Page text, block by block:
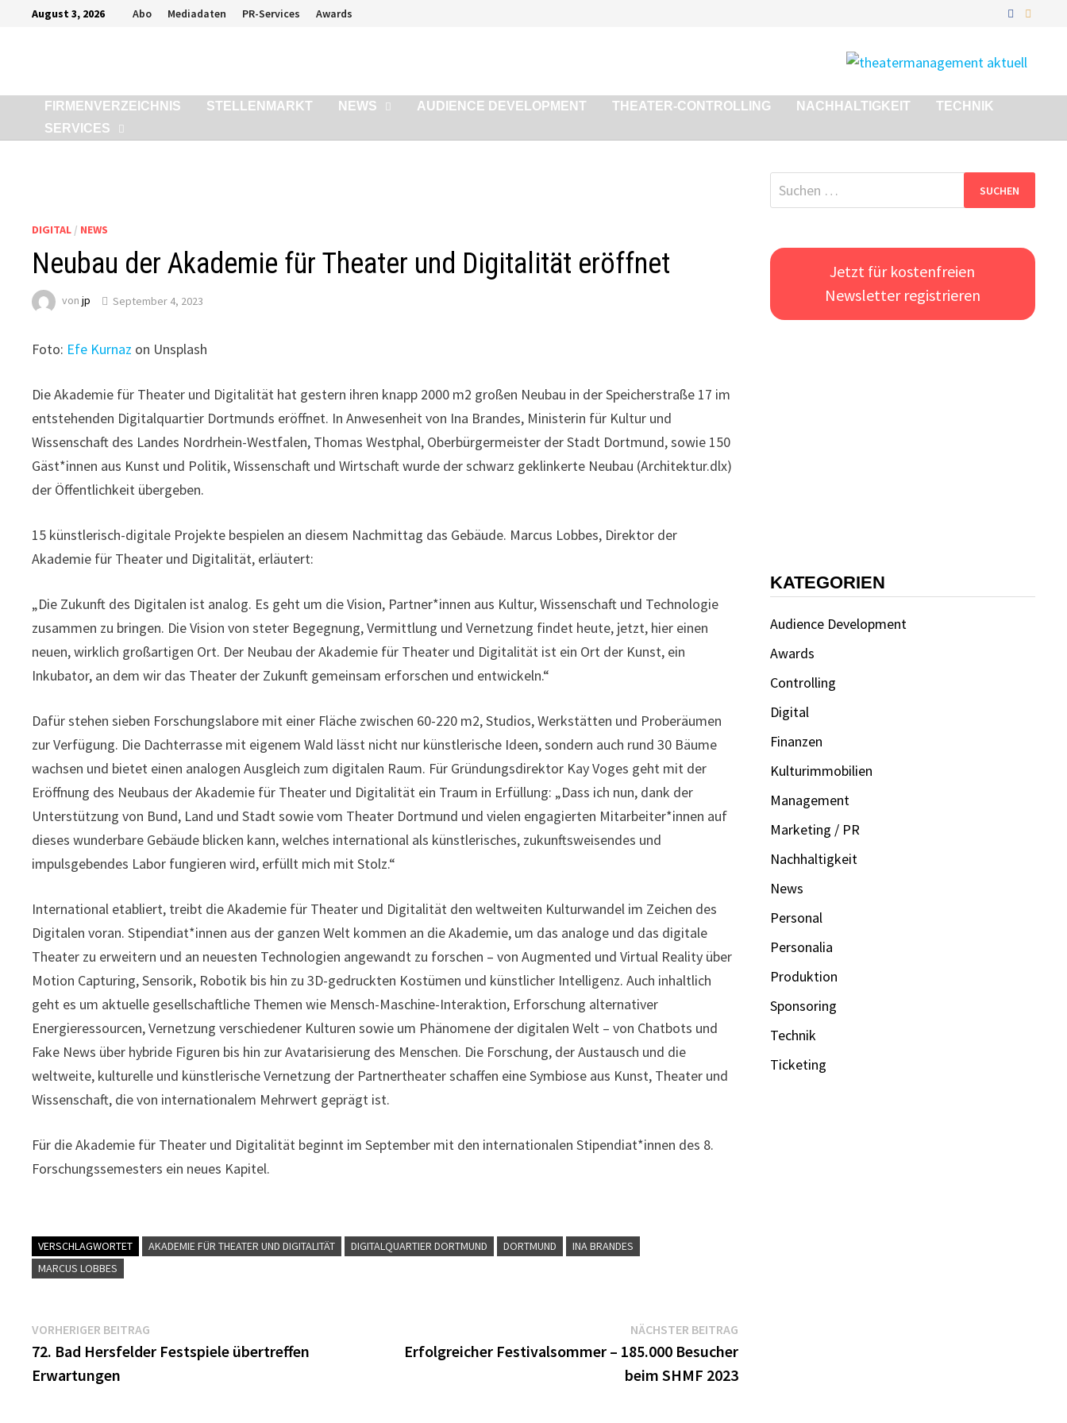
ZurückAugust 3, 2026 Abo Mediadaten PR-Services Awards
FIRMENVERZEICHNIS STELLENMARKT NEWS AUDIENCE DEVELOPMENT THEATER-CONTROLLING NACHHALTIGKEIT
TECHNIK
SERVICES
DIGITAL / NEWS
Neubau der Akademie für Theater und Digitalität eröffnet
vonjp September 4, 2023
Foto: Efe Kurnaz on Unsplash
Die Akademie für Theater und Digitalität hat gestern ihren knapp 2000 m2 großen Neubau in der Speicherstraße 17 im
entstehenden Digitalquartier Dortmunds eröffnet. In Anwesenheit von Ina Brandes, Ministerin für Kultur und
Wissenschaft des Landes Nordrhein-Westfalen, Thomas Westphal, Oberbürgermeister der Stadt Dortmund, sowie 150
Gäst*innen aus Kunst und Politik, Wissenschaft und Wirtschaft wurde der schwarz geklinkerte Neubau (Architektur.dlx)
der Öffentlichkeit übergeben.
15 künstlerisch-digitale Projekte bespielen an diesem Nachmittag das Gebäude. Marcus Lobbes, Direktor der
Akademie für Theater und Digitalität, erläutert:
„Die Zukunft des Digitalen ist analog. Es geht um die Vision, Partner*innen aus Kultur, Wissenschaft und Technologie
zusammen zu bringen. Die Vision von steter Begegnung, Vermittlung und Vernetzung findet heute, jetzt, hier einen
neuen, wirklich großartigen Ort. Der Neubau der Akademie für Theater und Digitalität ist ein Ort der Kunst, ein
Inkubator, an dem wir das Theater der Zukunft gemeinsam erforschen und entwickeln.“
Dafür stehen sieben Forschungslabore mit einer Fläche zwischen 60-220 m2, Studios, Werkstätten und Proberäumen
zur Verfügung. Die Dachterrasse mit eigenem Wald lässt nicht nur künstlerische Ideen, sondern auch rund 30 Bäume
wachsen und bietet einen analogen Ausgleich zum digitalen Raum. Für Gründungsdirektor Kay Voges geht mit der
Eröffnung des Neubaus der Akademie für Theater und Digitalität ein Traum in Erfüllung: „Dass ich nun, dank der
Unterstützung von Bund, Land und Stadt sowie vom Theater Dortmund und vielen engagierten Mitarbeiter*innen auf
dieses wunderbare Gebäude blicken kann, welches international als künstlerisches, zukunftsweisendes und
impulsgebendes Labor fungieren wird, erfüllt mich mit Stolz.“
International etabliert, treibt die Akademie für Theater und Digitalität den weltweiten Kulturwandel im Zeichen des
Digitalen voran. Stipendiat*innen aus der ganzen Welt kommen an die Akademie, um das analoge und das digitale
Theater zu erweitern und an neuesten Technologien angewandt zu forschen – von Augmented und Virtual Reality über
Motion Capturing, Sensorik, Robotik bis hin zu 3D-gedruckten Kostümen und künstlicher Intelligenz. Auch inhaltlich
geht es um aktuelle gesellschaftliche Themen wie Mensch-Maschine-Interaktion, Erforschung alternativer
Energieressourcen, Vernetzung verschiedener Kulturen sowie um Phänomene der digitalen Welt – von Chatbots und
Fake News über hybride Figuren bis hin zur Avatarisierung des Menschen. Die Forschung, der Austausch und die
weltweite, kulturelle und künstlerische Vernetzung der Partnertheater schaffen eine Symbiose aus Kunst, Theater und
Wissenschaft, die von internationalem Mehrwert geprägt ist.
Für die Akademie für Theater und Digitalität beginnt im September mit den internationalen Stipendiat*innen des 8.
Forschungssemesters ein neues Kapitel.
VERSCHLAGWORTET AKADEMIE FÜR THEATER UND DIGITALITÄT DIGITALQUARTIER DORTMUND DORTMUND
INA BRANDES
MARCUS LOBBES
Beitragsnavigation
VORHERIGER BEITRAG
Beitrag:
72. Bad Hersfelder Festspiele übertreffen
Erwartungen
NÄCHSTER BEITRAGNächster
Beitrag:
Erfolgreicher Festivalsommer – 185.000 Besucher
beim SHMF 2023
Suchen
nach:
Jetzt für kostenfreien
Newsletter registrieren
KATEGORIEN
Audience Development
Awards
Controlling
Digital
Finanzen
Kulturimmobilien
Management
Marketing / PR
Nachhaltigkeit
News
Personal
Personalia
Produktion
Sponsoring
Technik
Ticketing